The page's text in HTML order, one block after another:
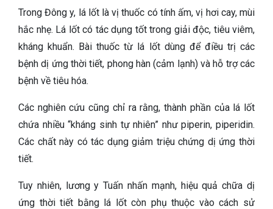
Trong Đông y, lá lốt là vị thuốc có tính ấm, vị hơi cay, mùi
hắc nhẹ. Lá lốt có tác dụng tốt trong giải độc, tiêu viêm,
kháng khuẩn. Bài thuốc từ lá lốt dùng để điều trị các
bệnh dị ứng thời tiết, phong hàn (cảm lạnh) và hỗ trợ các
bệnh về tiêu hóa.
Các nghiên cứu cũng chỉ ra rằng, thành phần của lá lốt
chứa nhiều “kháng sinh tự nhiên” như piperin, piperidin.
Các chất này có tác dụng giảm triệu chứng dị ứng thời
tiết.
Tuy nhiên, lương y Tuấn nhấn mạnh, hiệu quả chữa dị
ứng thời tiết bằng lá lốt còn phụ thuộc vào cách sử